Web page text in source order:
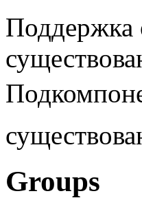
Поддержка
Groups